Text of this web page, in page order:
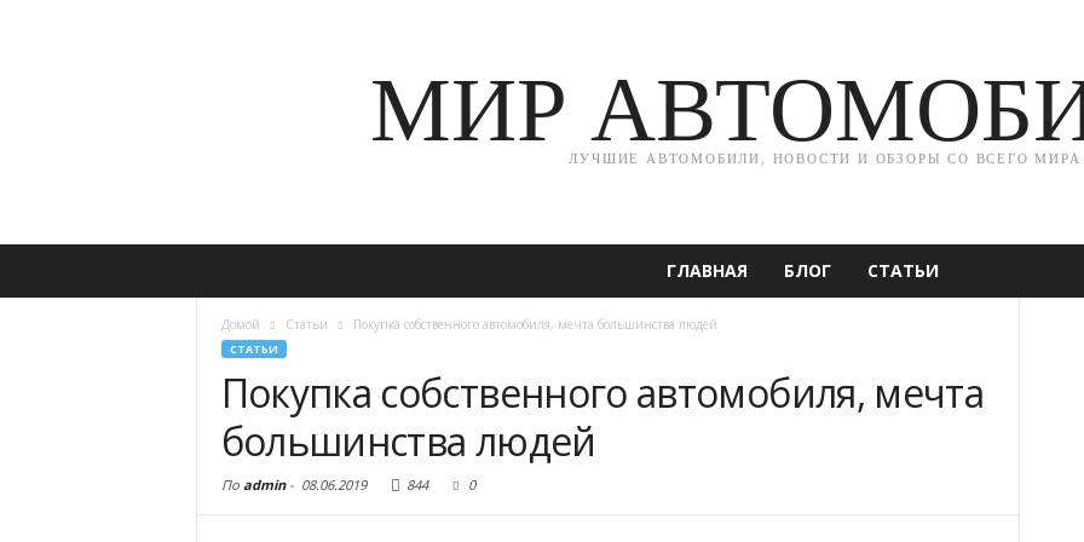
МИР ЛУЧШИЕ АВТОМОБИЛИ, НОВОСТИ И ОБЗОРЫ СО ВСЕГО МИРА
ГЛАВНАЯ БЛОГ СТАТЬИ
Домой Статьи Покупка собственного автомобиля, мечта большинства людей
СТАТЬИ
Покупка собственного автомобиля, мечта
большинства людей
По admin- 08.06.2019 844 0